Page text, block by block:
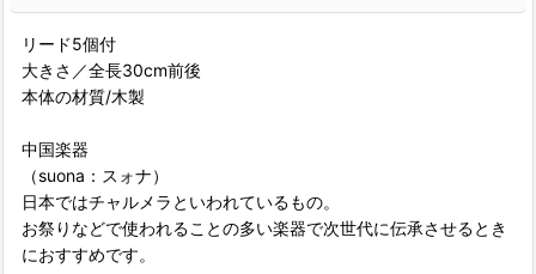
リード5個付
大きさ／全長30cm前後
本体の材質/木製
中国楽器
（suona：スォナ）
日本ではチャルメラといわれているもの。
お祭りなどで使われることの多い楽器で次世代に伝承させるとき
におすすめです。